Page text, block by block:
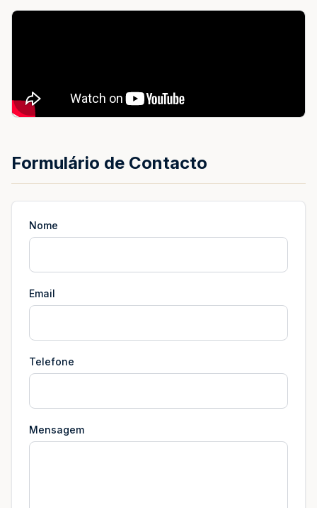
Formulário de Contacto
Nome
Email
Telefone
Mensagem